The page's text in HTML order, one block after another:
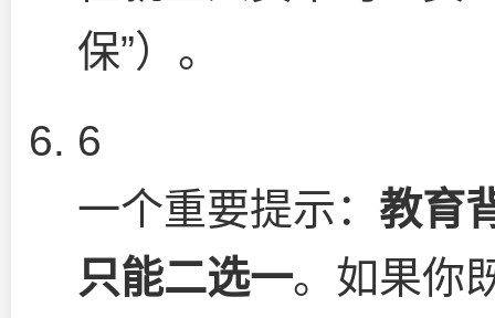
保”）。
6
一个重要提示： 教育
只能二选一。如果你